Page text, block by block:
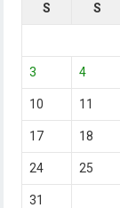
S
S
3 4
10 11
17 18
24 25
31